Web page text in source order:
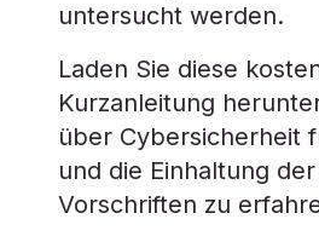
untersucht werden.
Laden Sie diese
Kurzanleitung
über Cybersicherheit
und die Einhaltung
Vorschriften zu